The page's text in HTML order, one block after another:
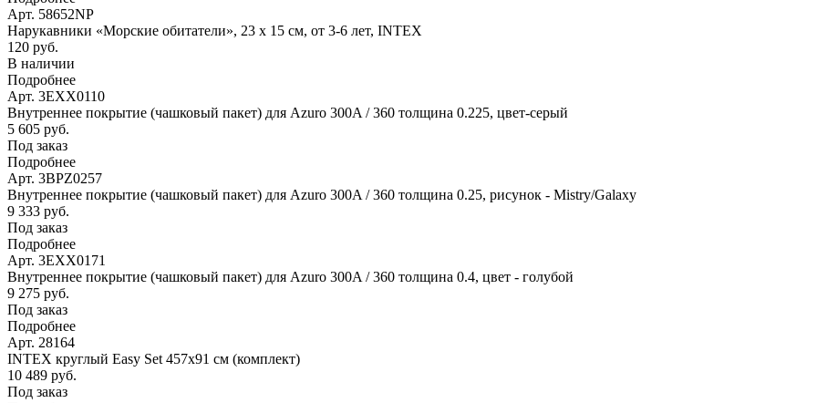
Арт. 58652NP
Нарукавники «Морские обитатели», 23 х 15 см, от 3-6 лет, INTEX
120 руб.
В наличии
Подробнее
Арт. 3EXX0110
Внутреннее покрытие (чашковый пакет) для Azuro 300A / 360 толщина 0.225, цвет-серый
5 605 руб.
Под заказ
Подробнее
Арт. 3BPZ0257
Внутреннее покрытие (чашковый пакет) для Azuro 300A / 360 толщина 0.25, рисунок - Mistry/Galaxy
9 333 руб.
Под заказ
Подробнее
Арт. 3EXX0171
Внутреннее покрытие (чашковый пакет) для Azuro 300A / 360 толщина 0.4, цвет - голубой
9 275 руб.
Под заказ
Подробнее
Арт. 28164
INTEX круглый Easy Set 457х91 см (комплект)
10 489 руб.
Под заказ